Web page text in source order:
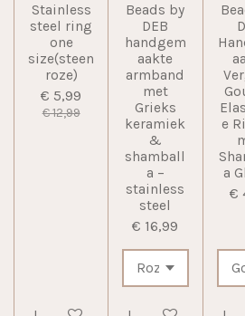
Stainless
steel ring
one
size(steen
roze)
€ 5,99
€ 12,99
Beads by
DEB
handgem
aakte
armband
met
Grieks
keramiek
&
shamball
a –
stainless
steel
€ 16,99
e
a
€